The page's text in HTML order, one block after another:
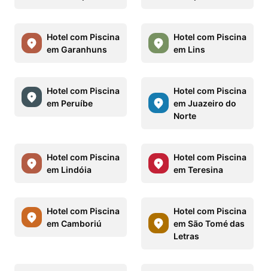
Hotel com Piscina
em Garanhuns
Hotel com Piscina
em Lins
Hotel com Piscina
em Peruíbe
Hotel com Piscina
em Juazeiro do
Norte
Hotel com Piscina
em Lindóia
Hotel com Piscina
em Teresina
Hotel com Piscina
em Camboriú
Hotel com Piscina
em São Tomé das
Letras